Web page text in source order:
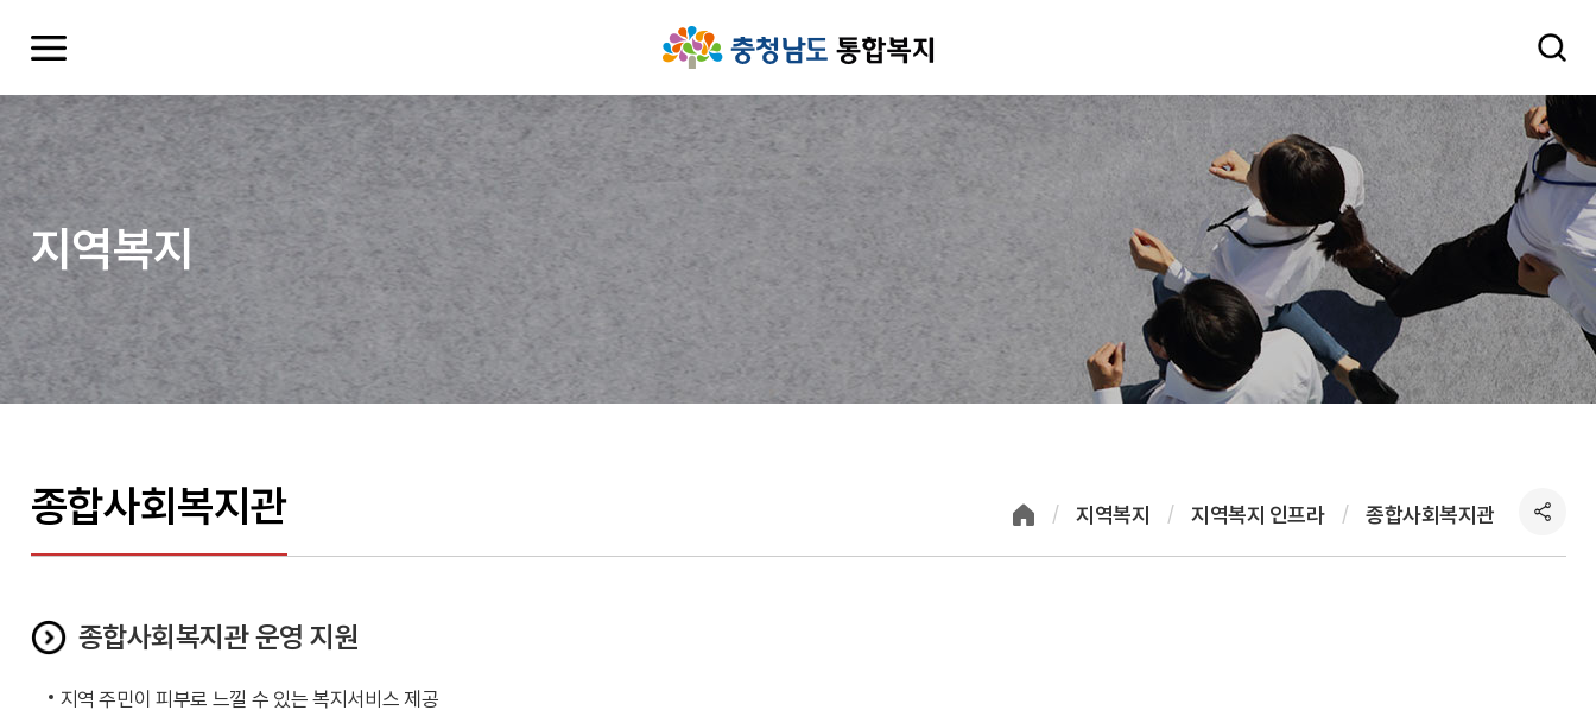
지역복지
지역복지 지역복지 인프라 종합사회복지관
종합사회복지관
종합사회복지관 운영 지원
지역 주민이 피부로 느낄 수 있는 복지서비스 제공